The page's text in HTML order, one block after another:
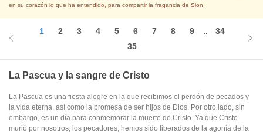
en su corazón lo que ha entendido, para compartir la fragancia de Sion.
1 2 3 4 5 6 7 8 9
34
35
La Pascua y la sangre de Cristo
La Pascua es una fiesta alegre en la que recibimos el perdón de pecados y
la vida eterna, así como la promesa de ser hijos de Dios. Por otro lado, sin
embargo, es un día para conmemorar la muerte de Cristo. Ya que Cristo
murió por nosotros, los pecadores, hemos sido liberados de la agonía de la